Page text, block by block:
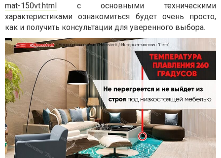
mat-150vt.html с основными техническими
характеристиками ознакомиться будет очень просто,
как и получить консультации для уверенного выбора.